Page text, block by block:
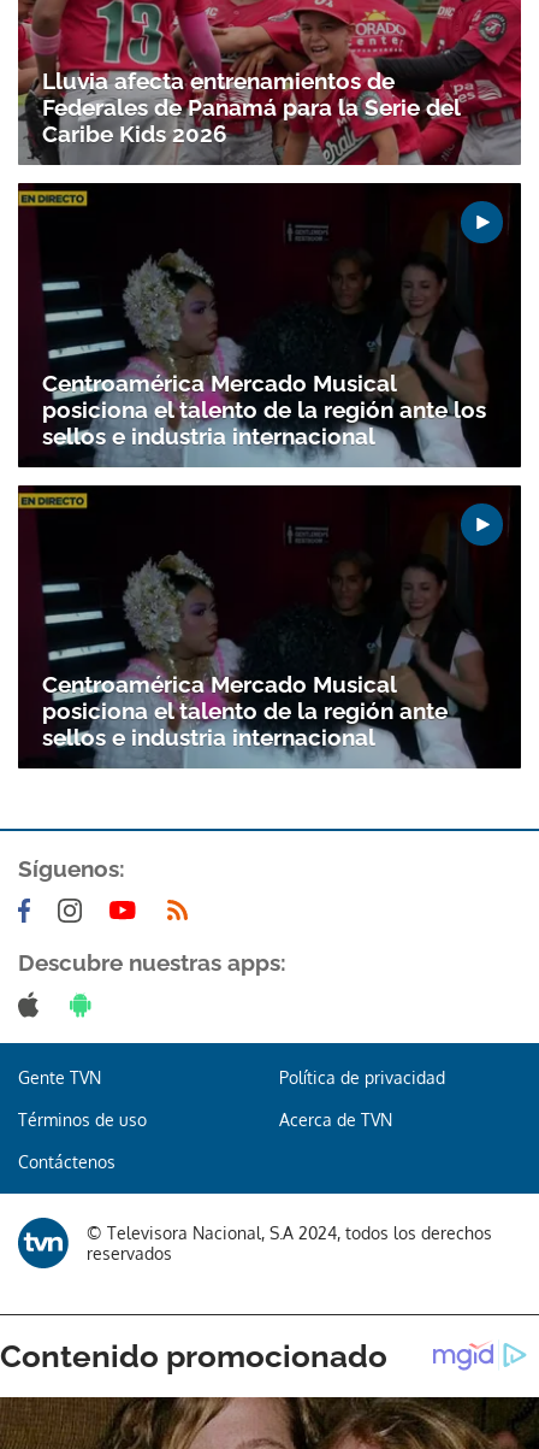
Gracias por suscribirte a nuestro boletín.
ACEPTAR
Lluvia afecta entrenamientos de
Federales de Panamá para la Serie del
Caribe Kids 2026
Centroamérica Mercado Musical
posiciona el talento de la región ante los
sellos e industria internacional
Centroamérica Mercado Musical
posiciona el talento de la región ante
sellos e industria internacional
Síguenos:
Descubre nuestras apps:
Gente TVN Política de privacidad
Términos de uso Acerca de TVN
Contáctenos
© Televisora Nacional, S.A 2024, todos los derechos
reservados